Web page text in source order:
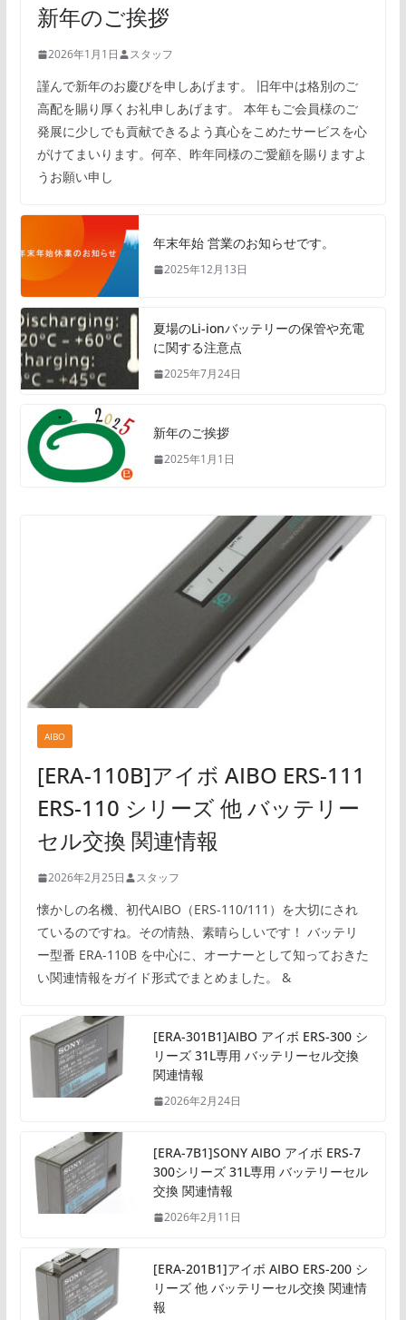
新年のご挨拶
2026年1月1日 スタッフ
謹んで新年のお慶びを申しあげます。 旧年中は格別のご
高配を賜り厚くお礼申しあげます。 本年もご会員様のご
発展に少しでも貢献できるよう真心をこめたサービスを心
がけてまいります。何卒、昨年同様のご愛顧を賜りますよ
うお願い申し
年末年始 営業のお知らせです。
2025年12月13日
夏場のLi-ionバッテリーの保管や充電
に関する注意点
2025年7月24日
新年のご挨拶
2025年1月1日
AIBO
[ERA-110B]アイボ AIBO ERS-111
ERS-110 シリーズ 他 バッテリー
セル交換 関連情報
2026年2月25日 スタッフ
懐かしの名機、初代AIBO（ERS-110/111）を大切にされ
ているのですね。その情熱、素晴らしいです！ バッテリ
ー型番 ERA-110B を中心に、オーナーとして知っておきた
い関連情報をガイド形式でまとめました。 &
[ERA-301B1]AIBO アイボ ERS-300 シ
リーズ 31L専用 バッテリーセル交換
関連情報
2026年2月24日
[ERA-7B1]SONY AIBO アイボ ERS-7
300シリーズ 31L専用 バッテリーセル
交換 関連情報
2026年2月11日
[ERA-201B1]アイボ AIBO ERS-200 シ
リーズ 他 バッテリーセル交換 関連情
報